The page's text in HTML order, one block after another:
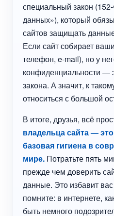
специальный закон
данных»), который
сайтов защищать
Если сайт собирает
телефон, e-mail), но у
конфиденциальности —
закона. А значит, к
относиться с большой
В итоге, друзья, всё
владельца сайта —
базовая гигиена в
мире. Потратьте пять
прежде чем доверить
данные. Это избавит
помните: в интернете,
быть немного